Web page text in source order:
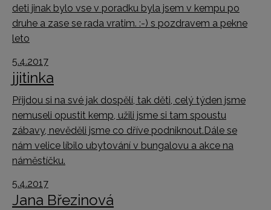
deti jinak bylo vse v poradku byla jsem v kempu po
druhe a zase se rada vratim. :-) s pozdravem a pekne
leto
5.4.2017
jjitinka
Přijdou si na své jak dospělí, tak děti, celý týden jsme
nemuseli opustit kemp, užili jsme si tam spoustu
zábavy, nevěděli jsme co dříve podniknout.Dále se
nám velice líbilo ubytování v bungalovu a akce na
náměstíčku.
5.4.2017
Jana Březinová